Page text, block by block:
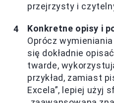
przejrzysty i
Konkretne opisy i
Oprócz
się dokładnie
twarde,
przykład, zamiast
Excela”, lepiej użyj